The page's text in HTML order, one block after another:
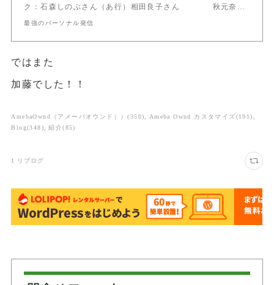
ク：石森しのぶさん（あ行）相⽥良⼦さん 秋元奈…
最強のパーソナル発信
ではまた
加藤でした！！
AmebaOwnd（アメーバオウンド））(350) Ameba Ownd カスタマイズ (191)
Blog(348) 紹介(85)
1 リブログ